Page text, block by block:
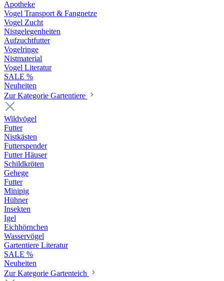
Apotheke
Vogel Transport & Fangnetze
Vogel Zucht
Nistgelegenheiten
Aufzuchtfutter
Vogelringe
Nistmaterial
Vogel Literatur
SALE %
Neuheiten
Zur Kategorie Gartentiere
Wildvögel
Futter
Nistkästen
Futterspender
Futter Häuser
Schildkröten
Gehege
Futter
Minipig
Hühner
Insekten
Igel
Eichhörnchen
Wasservögel
Gartentiere Literatur
SALE %
Neuheiten
Zur Kategorie Gartenteich